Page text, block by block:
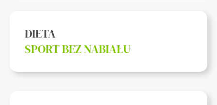
DIETA
SPORT BEZ NABIAŁU